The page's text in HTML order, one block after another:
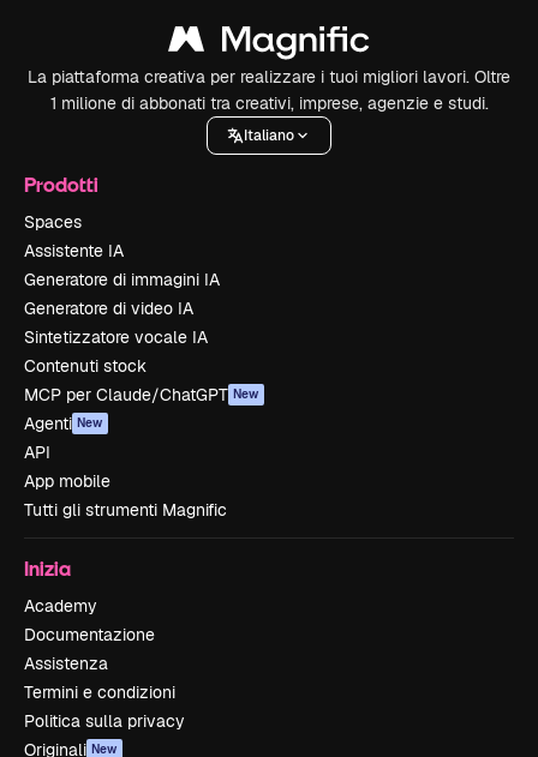
La piattaforma creativa per realizzare i tuoi migliori lavori. Oltre
1 milione di abbonati tra creativi, imprese, agenzie e studi.
Italiano
Prodotti
Spaces
Assistente IA
Generatore di immagini IA
Generatore di video IA
Sintetizzatore vocale IA
Contenuti stock
MCP per Claude/ChatGPT New
Agenti New
API
App mobile
Tutti gli strumenti Magnific
Inizia
Academy
Documentazione
Assistenza
Termini e condizioni
Politica sulla privacy
Originali New